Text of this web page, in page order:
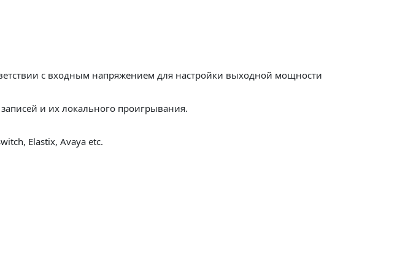
с входным напряжением для настройки выходной мощности
и их локального проигрывания.
Elastix, Avaya etc.